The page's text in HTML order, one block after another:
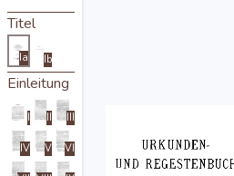
Mapy
Titel
Ia Ib
Einleitung
I II III
IV V VI